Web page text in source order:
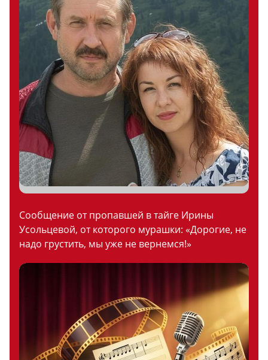
Сообщение от пропавшей в тайге Ирины
Усольцевой, от которого мурашки: «Дорогие, не
надо грустить, мы уже не вернемся!»